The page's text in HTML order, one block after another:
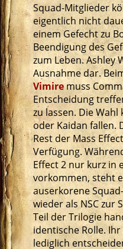
Squad-Mitglieder
eigentlich nicht
einem Gefecht zu
Beendigung des
zum Leben. Ashley
Ausnahme dar.
Vimiremuss
Entscheidung
zu lassen. Die
oder Kaidan fallen.
Rest der Mass
Verfügung.
Effect 2 nur kurz in
vorkommen, steht
auserkorene
wieder als NSC zur
Teil der Trilogie
identische Rolle.
lediglich